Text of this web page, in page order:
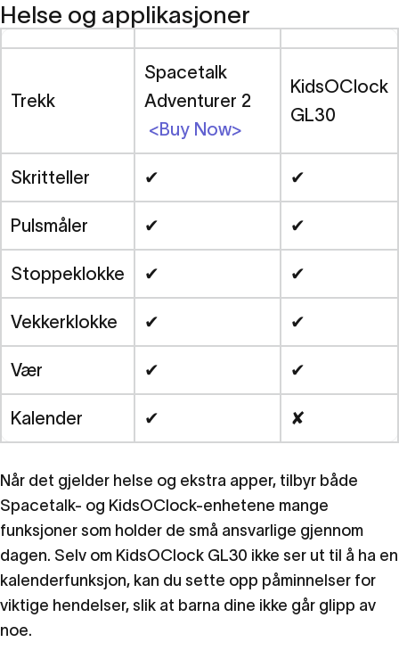
Helse og applikasjoner
Trekk
Spacetalk
Adventurer 2
<Buy Now>
KidsOClock
GL30
Skritteller ✔ ✔
Pulsmåler ✔ ✔
Stoppeklokke ✔ ✔
Vekkerklokke ✔ ✔
Vær ✔ ✔
Kalender ✔ ✘
Når det gjelder helse og ekstra apper, tilbyr både
Spacetalk- og KidsOClock-enhetene mange
funksjoner som holder de små ansvarlige gjennom
dagen. Selv om KidsOClock GL30 ikke ser ut til å ha en
kalenderfunksjon, kan du sette opp påminnelser for
viktige hendelser, slik at barna dine ikke går glipp av
noe.